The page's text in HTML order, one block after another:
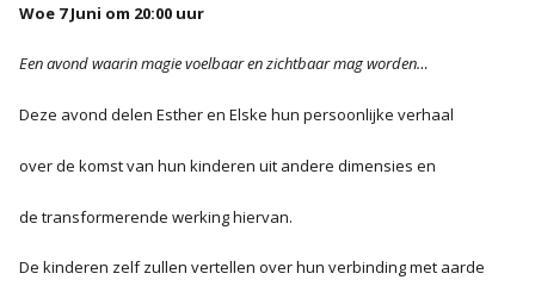
Woe 7 Juni om 20:00 uur
Een avond waarin magie voelbaar en zichtbaar mag worden…
Deze avond delen Esther en Elske hun persoonlijke verhaal
over de komst van hun kinderen uit andere dimensies en
de transformerende werking hiervan.
De kinderen zelf zullen vertellen over hun verbinding met aarde